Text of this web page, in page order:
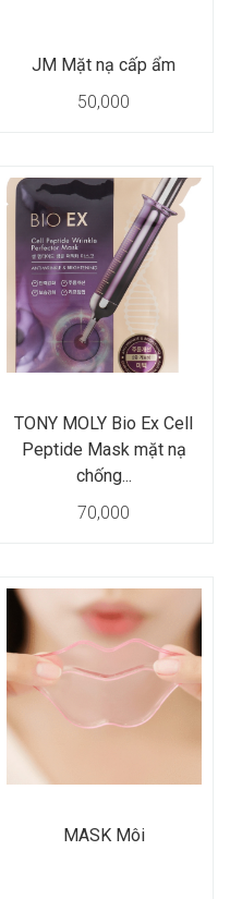
JM Mặt nạ cấp ẩm
50,000
TONY MOLY Bio Ex Cell
Peptide Mask mặt nạ
chống...
70,000
MASK Môi